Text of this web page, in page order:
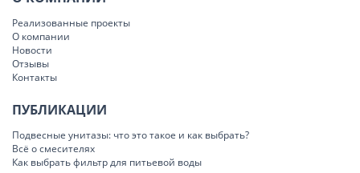
Реализованные проекты
О компании
Новости
Отзывы
Контакты
ПУБЛИКАЦИИ
Подвесные унитазы: что это такое и как выбрать?
Всё о смесителях
Как выбрать фильтр для питьевой воды